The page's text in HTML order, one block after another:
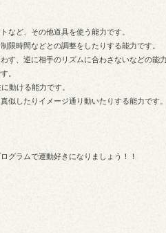
など、その他道具を使う能力です。
限時間などとの調整をしたりする能力です。
す、逆に相手のリズムに合わさないなどの能力
。
動ける能力です。
似したりイメージ通り動いたりする能力です。
グラムで運動好きになりましょう！！